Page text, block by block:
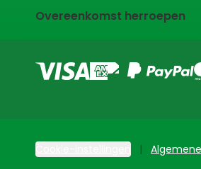
Overeenkomst herroepen